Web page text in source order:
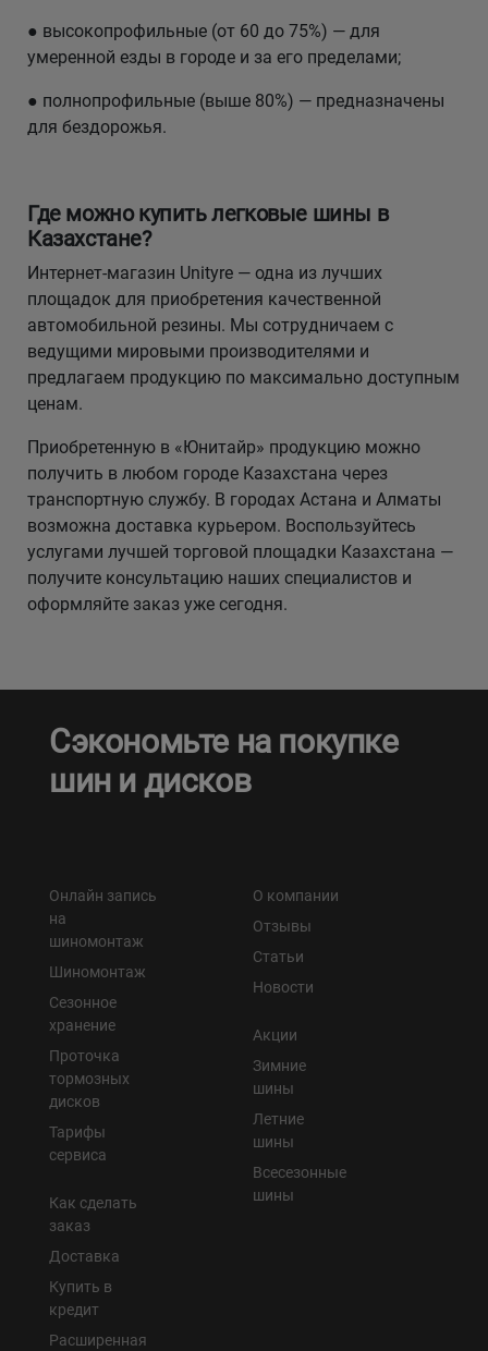
● высокопрофильные (от 60 до 75%) — для
умеренной езды в городе и за его пределами;
● полнопрофильные (выше 80%) — предназначены
для бездорожья.
Где можно купить легковые шины в
Казахстане?
Интернет-магазин Unityre — одна из лучших
площадок для приобретения качественной
автомобильной резины. Мы сотрудничаем с
ведущими мировыми производителями и
предлагаем продукцию по максимально доступным
ценам.
Приобретенную в «Юнитайр» продукцию можно
получить в любом городе Казахстана через
транспортную службу. В городах Астана и Алматы
возможна доставка курьером. Воспользуйтесь
услугами лучшей торговой площадки Казахстана —
получите консультацию наших специалистов и
оформляйте заказ уже сегодня.
Сэкономьте на покупке
шин и дисков
Онлайн запись
на
шиномонтаж
Шиномонтаж
Сезонное
хранение
Проточка
тормозных
дисков
Тарифы
сервиса
Как сделать
заказ
Доставка
Купить в
кредит
Расширенная
О компании
Отзывы
Статьи
Новости
Акции
Зимние
шины
Летние
шины
Всесезонные
шины